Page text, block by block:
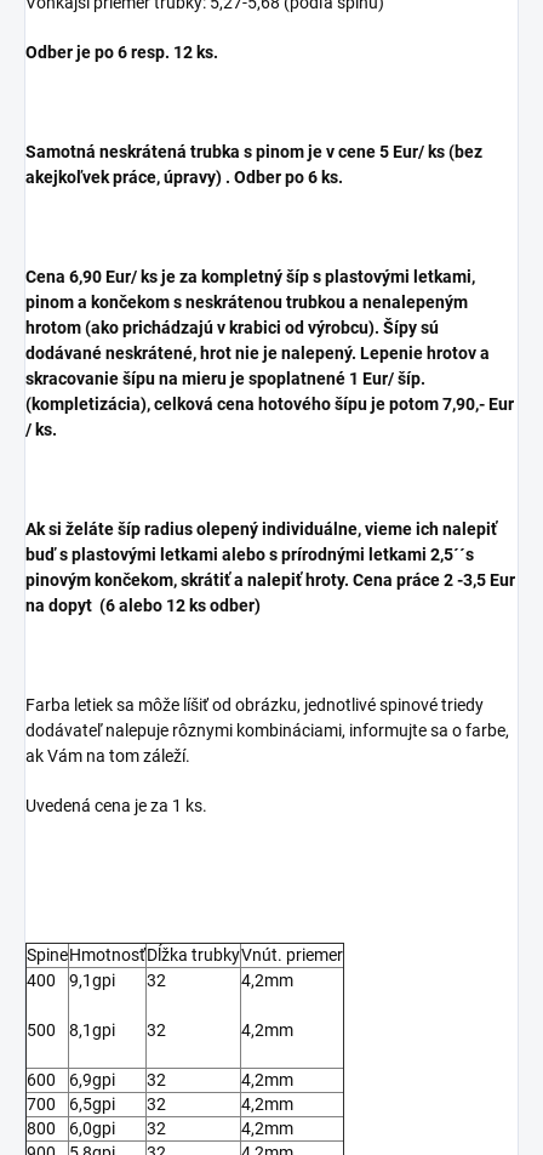
Odber je po 6 resp. 12 ks.
Samotná neskrátená trubka s pinom je v cene 5 Eur/ ks (bez
akejkoľvek práce, úpravy) . Odber po 6 ks.
Cena 6,90 Eur/ ks je za kompletný šíp s plastovými letkami,
pinom a končekom s neskrátenou trubkou a nenalepeným
hrotom (ako prichádzajú v krabici od výrobcu). Šípy sú
dodávané neskrátené, hrot nie je nalepený. Lepenie hrotov a
skracovanie šípu na mieru je spoplatnené 1 Eur/ šíp.
(kompletizácia), celková cena hotového šípu je potom 7,90,- Eur
/ ks.
Ak si želáte šíp radius olepený individuálne, vieme ich nalepiť
buď s plastovými letkami alebo s prírodnými letkami 2,5´´s
pinovým končekom, skrátiť a nalepiť hroty. Cena práce 2 -3,5 Eur
na dopyt (6 alebo 12 ks odber)
Farba letiek sa môže líšiť od obrázku, jednotlivé spinové triedy
dodávateľ nalepuje rôznymi kombináciami, informujte sa o farbe,
ak Vám na tom záleží.
Uvedená cena je za 1 ks.
SpineHmotnosťDĺžka trubkyVnút. priemer
400
500
9,1gpi
8,1gpi
32
32
4,2mm
4,2mm
600 6,9gpi 32
4,2mm
700
6,5gpi 32
4,2mm
800
6,0gpi 32
4,2mm